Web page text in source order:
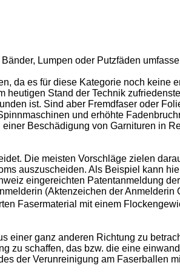
Lumpen oder Putzfäden
da es für diese Kategorie noch keine
Stand der Technik
ist. Sind aber Fremdfaser oder
und erhöhte
Beschädigung von Garnituren in
Die meisten Vorschläge zielen
auszuscheiden. Als Beispiel kann
eingereichten Patentanmeldung
(Aktenzeichen der Anmelderin
Fasermaterial mit einem
einer ganz anderen Richtung zu
zu schaffen, das bzw. die eine
der Verunreinigung am Faserballen